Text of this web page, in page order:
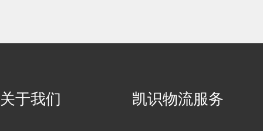
关于我们 凯识物流服务